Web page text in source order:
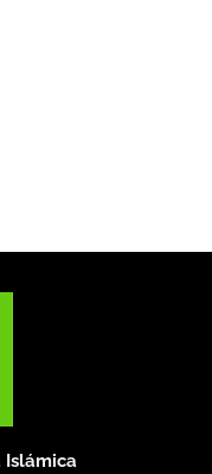
Islámica